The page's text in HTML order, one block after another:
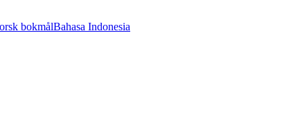
bokmålBahasa Indonesia